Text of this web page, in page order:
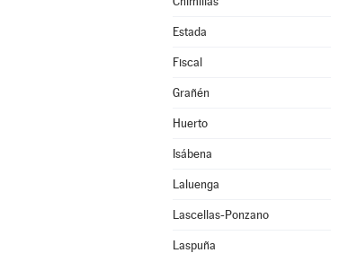
Estada
Fiscal
Grañén
Huerto
Isábena
Laluenga
Lascellas-Ponzano
Laspuña